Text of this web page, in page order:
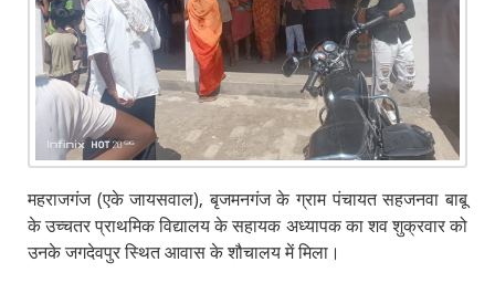
महराजगंज (एके जायसवाल), बृजमनगंज के ग्राम पंचायत सहजनवा बाबू
के उच्चतर प्राथमिक विद्यालय के सहायक अध्यापक का शव शुक्रवार को
उनके जगदेवपुर स्थित आवास के शौचालय में मिला।